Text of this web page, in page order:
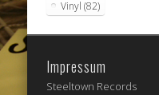
Vinyl (82)
Impressum
Steeltown Records